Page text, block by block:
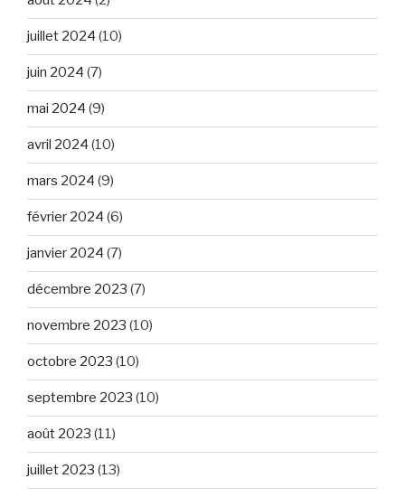
juillet 2024 (10)
juin 2024 (7)
mai 2024 (9)
avril 2024 (10)
mars 2024 (9)
février 2024 (6)
janvier 2024 (7)
décembre 2023 (7)
novembre 2023 (10)
octobre 2023 (10)
septembre 2023 (10)
août 2023 (11)
juillet 2023 (13)